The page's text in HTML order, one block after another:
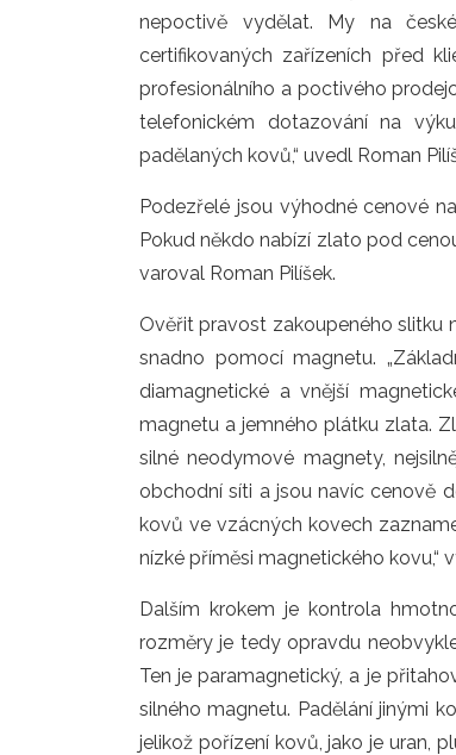
nepoctivě vydělat. My na
certifikovaných zařízeních před
profesionálního a poctivého
telefonickém dotazování na
padělaných kovů,“ uvedl Roman
Podezřelé jsou výhodné cenové
Pokud někdo nabízí zlato pod
varoval Roman Pilíšek.
Ověřit pravost zakoupeného slitku
snadno pomocí magnetu.
diamagnetické a vnější
magnetu a jemného plátku zlata.
silné neodymové magnety,
obchodní síti a jsou navíc cenově
kovů ve vzácných kovech
nízké příměsi magnetického kovu,“
Dalším krokem je kontrola
rozměry je tedy opravdu
Ten je paramagnetický, a je
silného magnetu. Padělání jinými
jelikož pořízení kovů, jako je uran,